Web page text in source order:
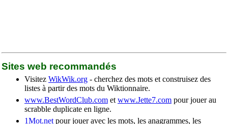
Sites web recommandés
Visitez WikWik.org - cherchez des mots et construisez des
listes à partir des mots du Wiktionnaire.
www.BestWordClub.com et www.Jette7.com pour jouer au
scrabble duplicate en ligne.
1Mot.net pour jouer avec les mots, les anagrammes, les